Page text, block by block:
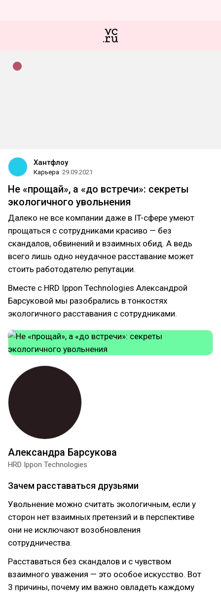
Хантфлоу
Карьера 29.09.2021
Не «прощай», а «до встречи»: секреты
экологичного увольнения
Далеко не все компании даже в IT-сфере умеют
прощаться с сотрудниками красиво — без
скандалов, обвинений и взаимных обид. А ведь
всего лишь одно неудачное расставание может
стоить работодателю репутации.
Вместе с HRD Ippon Technologies Александрой
Барсуковой мы разобрались в тонкостях
экологичного расставания с сотрудниками.
Александра Барсукова
HRD Ippon Technologies
Зачем расставаться друзьями
Увольнение можно считать экологичным, если у
сторон нет взаимных претензий и в перспективе
они не исключают возобновления
сотрудничества.
Расставаться без скандалов и с чувством
взаимного уважения — это особое искусство. Вот
3 причины, почему им важно овладеть каждому